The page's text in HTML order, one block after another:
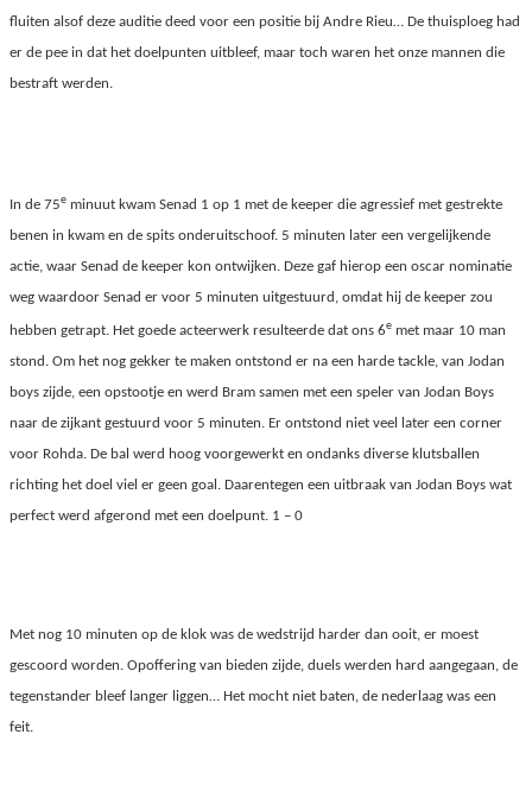
fluiten alsof deze auditie deed voor een positie bij Andre Rieu… De thuisploeg had
er de pee in dat het doelpunten uitbleef, maar toch waren het onze mannen die
bestraft werden.
In de 75e minuut kwam Senad 1 op 1 met de keeper die agressief met gestrekte
benen in kwam en de spits onderuitschoof. 5 minuten later een vergelijkende
actie, waar Senad de keeper kon ontwijken. Deze gaf hierop een oscar nominatie
weg waardoor Senad er voor 5 minuten uitgestuurd, omdat hij de keeper zou
hebben getrapt. Het goede acteerwerk resulteerde dat ons 6e met maar 10 man
stond. Om het nog gekker te maken ontstond er na een harde tackle, van Jodan
boys zijde, een opstootje en werd Bram samen met een speler van Jodan Boys
naar de zijkant gestuurd voor 5 minuten. Er ontstond niet veel later een corner
voor Rohda. De bal werd hoog voorgewerkt en ondanks diverse klutsballen
richting het doel viel er geen goal. Daarentegen een uitbraak van Jodan Boys wat
perfect werd afgerond met een doelpunt. 1 – 0
Met nog 10 minuten op de klok was de wedstrijd harder dan ooit, er moest
gescoord worden. Opoffering van bieden zijde, duels werden hard aangegaan, de
tegenstander bleef langer liggen… Het mocht niet baten, de nederlaag was een
feit.